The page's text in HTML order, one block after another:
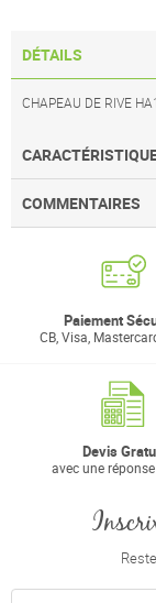
DÉTAILS
CHAPEAU DE RIVE
COMMENTAIRES
Paiement
CB, Visa,
Devis
avec une